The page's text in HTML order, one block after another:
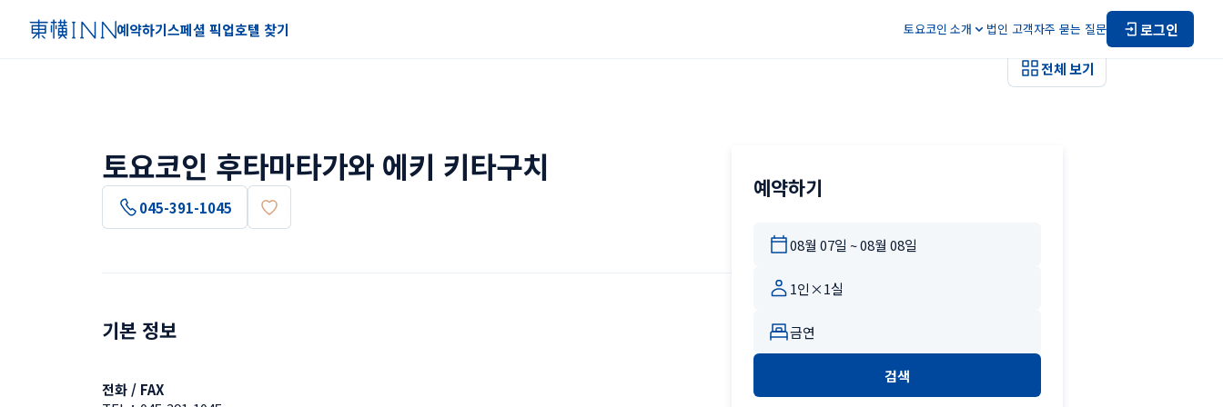
예약하기스페셜 픽업호텔 찾기 토요코인 소개 법인 고객자주 묻는 질문 로그인
전체 보기
토요코인 후타마타가와 에키 키타구치
045-391-1045
기본 정보
전화 / FAX
예약하기
검색